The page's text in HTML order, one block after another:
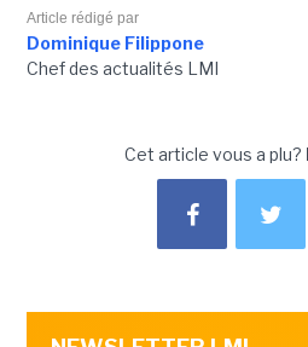
Article rédigé par
Dominique Filippone
Chef des actualités LMI
Cet article vous a plu?